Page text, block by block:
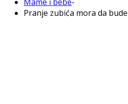
Pranje zubića mora da